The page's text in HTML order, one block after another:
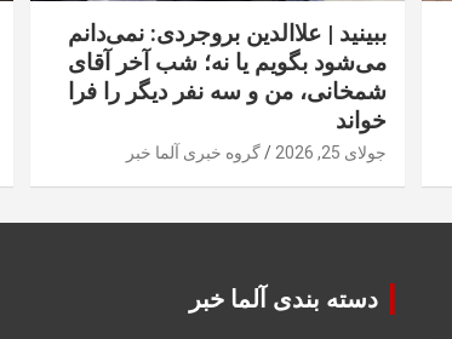
ببینید | علاالدین بروجردی: نمی‌دانم
می‌شود بگویم یا نه؛ شب آخر آقای
شمخانی، من و سه نفر دیگر را فرا
خواند
جولای 25, 2026 گروه خبری آلما خبر
دسته بندی آلما خبر